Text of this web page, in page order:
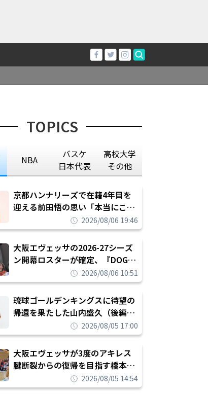
TOPICS
NBA
バスケ
日本代表
高校大学
その他
京都ハンナリーズで在籍4年目を
迎える前田悟の思い「本当にこの
チームで勝ちたい、負けたまま舐
められたまま終わりたくない」
2026/08/06 19:46
大阪エヴェッサの2026-27シーズ
ン開幕ロスターが確定、『DOG
FIGHT』のチームカルチャーを推
し進めて結果を求めるシーズンへ
2026/08/06 10:51
琉球ゴールデンキングスに待望の
帰還を果たした山内盛久（後編）
「1人のウチナーンチュとしてみ
んなが誇りに思えるチームにして
いく」
2026/08/05 17:00
大阪エヴェッサが3度のアキレス
腱断裂からの復帰を目指す橋本拓
哉と契約を締結「もう一度コート
に立ちたい」
2026/08/05 14:54